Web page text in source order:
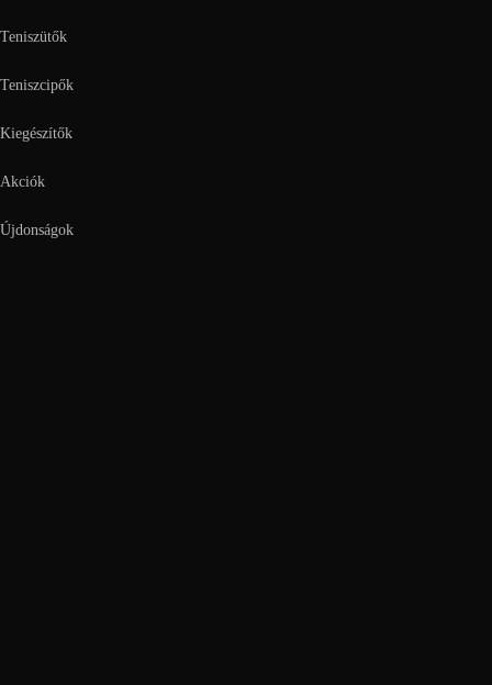
Teniszütők
Teniszcipők
Kiegészítők
Akciók
Újdonságok